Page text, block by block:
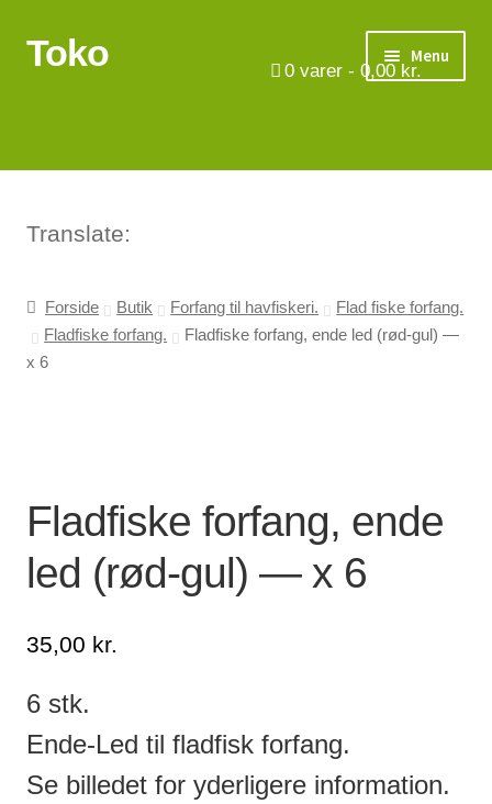
Spring
til
Spring
til
Toko Menu
Put & Take
Tips og triks.
Om os
Lagersalg
Min Konto
Glemt adgangskode
0varer - 0,00 kr.
Translate:
Forside Butik Forfang til havfiskeri.
Flad fiske forfang.
Fladfiske forfang.
Fladfiske forfang, ende led (rød-gul) —
x 6
Fladfiske forfang, ende
led (rød-gul) — x 6
35,00 kr.
6 stk.
Ende-Led til fladfisk forfang.
Se billedet for yderligere information.